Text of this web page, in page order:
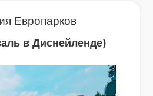
Европарков
в Диснейленде)